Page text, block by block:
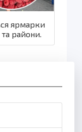
ярмарки
райони.